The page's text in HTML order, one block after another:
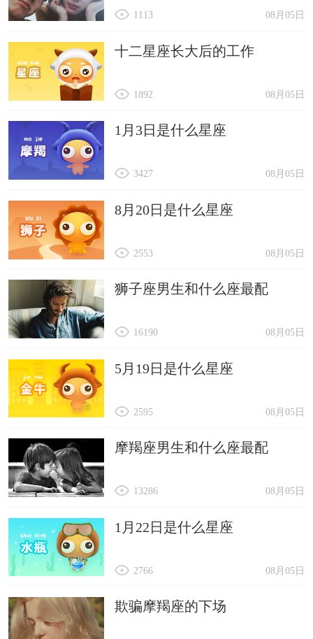
08月05日
1113
十二星座长大后的工作
08月05日
1892
1月3日是什么星座
08月05日
3427
8月20日是什么星座
08月05日
2553
狮子座男生和什么座最配
08月05日
16190
5月19日是什么星座
08月05日
2595
摩羯座男生和什么座最配
08月05日
13286
1月22日是什么星座
08月05日
2766
欺骗摩羯座的下场